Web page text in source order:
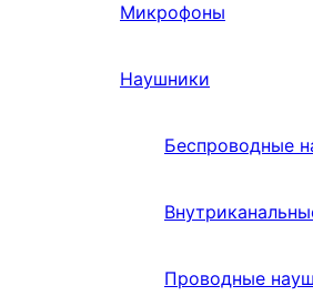
Микрофоны
Наушники
Беспроводные
Проводные